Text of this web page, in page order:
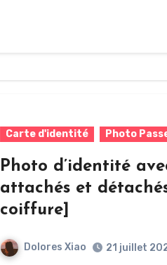
Carte d'identité Photo
Photo d’identité
attachés et
coiffure]
Dolores Xiao 21 juillet